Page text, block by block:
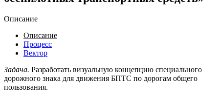
Описание
Описание
Процесс
Вектор
Задача. Разработать визуальную концепцию специального
дорожного знака для движения БПТС по дорогам общего
пользования.